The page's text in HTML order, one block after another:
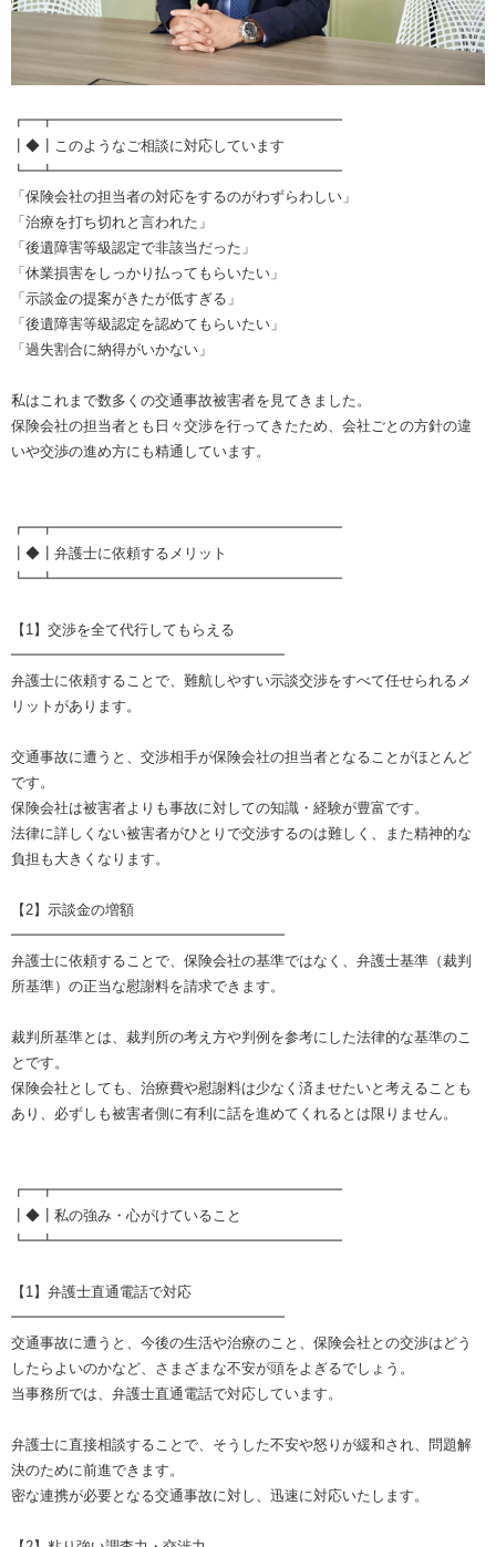
┏━┳━━━━━━━━━━━━━━━━━━━━
┃◆┃このようなご相談に対応しています
┗━┻━━━━━━━━━━━━━━━━━━━━
「保険会社の担当者の対応をするのがわずらわしい」
「治療を打ち切れと言われた」
「後遺障害等級認定で非該当だった」
「休業損害をしっかり払ってもらいたい」
「示談金の提案がきたが低すぎる」
「後遺障害等級認定を認めてもらいたい」
「過失割合に納得がいかない」
私はこれまで数多くの交通事故被害者を見てきました。
保険会社の担当者とも日々交渉を行ってきたため、会社ごとの方針の違
いや交渉の進め方にも精通しています。
┏━┳━━━━━━━━━━━━━━━━━━━━
┃◆┃弁護士に依頼するメリット
┗━┻━━━━━━━━━━━━━━━━━━━━
【1】交渉を全て代行してもらえる
━━━━━━━━━━━━━━━━━━━
弁護士に依頼することで、難航しやすい示談交渉をすべて任せられるメ
リットがあります。
交通事故に遭うと、交渉相手が保険会社の担当者となることがほとんど
です。
保険会社は被害者よりも事故に対しての知識・経験が豊富です。
法律に詳しくない被害者がひとりで交渉するのは難しく、また精神的な
負担も大きくなります。
【2】示談金の増額
━━━━━━━━━━━━━━━━━━━
弁護士に依頼することで、保険会社の基準ではなく、弁護士基準（裁判
所基準）の正当な慰謝料を請求できます。
裁判所基準とは、裁判所の考え方や判例を参考にした法律的な基準のこ
とです。
保険会社としても、治療費や慰謝料は少なく済ませたいと考えることも
あり、必ずしも被害者側に有利に話を進めてくれるとは限りません。
┏━┳━━━━━━━━━━━━━━━━━━━━
┃◆┃私の強み・心がけていること
┗━┻━━━━━━━━━━━━━━━━━━━━
【1】弁護士直通電話で対応
━━━━━━━━━━━━━━━━━━━
交通事故に遭うと、今後の生活や治療のこと、保険会社との交渉はどう
したらよいのかなど、さまざまな不安が頭をよぎるでしょう。
当事務所では、弁護士直通電話で対応しています。
弁護士に直接相談することで、そうした不安や怒りが緩和され、問題解
決のために前進できます。
密な連携が必要となる交通事故に対し、迅速に対応いたします。